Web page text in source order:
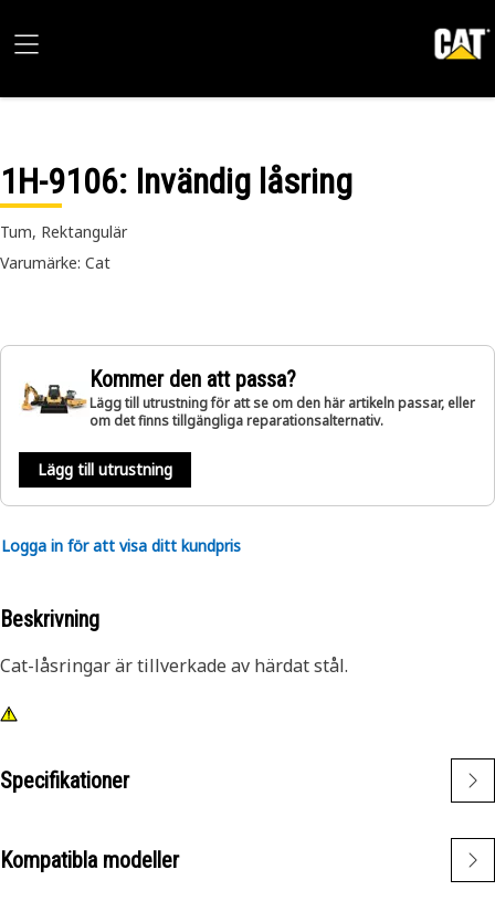
1H-9106: Invändig låsring
Tum, Rektangulär
Varumärke: Cat
Kommer den att passa?
Lägg till utrustning för att se om den här artikeln passar, eller
om det finns tillgängliga reparationsalternativ.
Lägg till utrustning
Logga in för att visa ditt kundpris
Beskrivning
Cat-låsringar är tillverkade av härdat stål.
Specifikationer
Kompatibla modeller